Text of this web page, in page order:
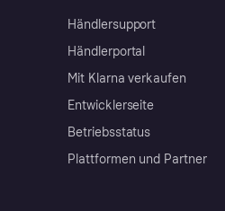
Händlersupport
Händlerportal
Mit Klarna verkaufen
Entwicklerseite
Betriebsstatus
Plattformen und Partner